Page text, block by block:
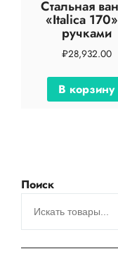
Стальная
«Italica
ручками
₽28,932.00
В корзину
Поиск